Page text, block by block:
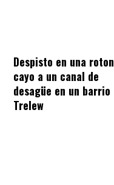
Despisto en una
cayo a un canal de
desagüe en un barrio
Trelew